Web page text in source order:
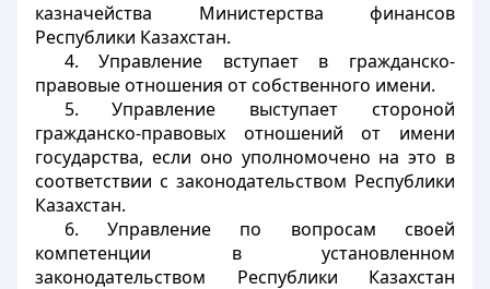
казначейства Министерства финансов
Республики Казахстан.
4. Управление вступает в гражданско-
правовые отношения от собственного имени.
5. Управление выступает стороной
гражданско-правовых отношений от имени
государства, если оно уполномочено на это в
соответствии с законодательством Республики
Казахстан.
6. Управление по вопросам своей
компетенции в установленном
законодательством Республики Казахстан